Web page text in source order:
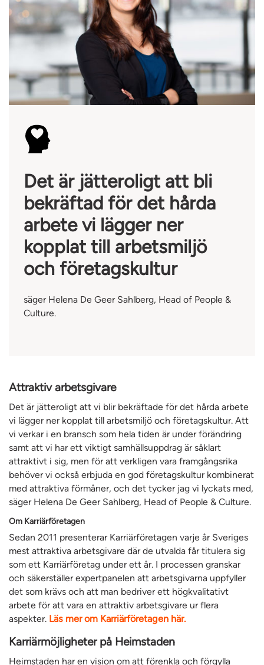
Det är jätteroligt att bli
bekräftad för det hårda
arbete vi lägger ner
kopplat till arbetsmiljö
och företagskultur
säger Helena De Geer Sahlberg, Head of People &
Culture.
Attraktiv arbetsgivare
Det är jätteroligt att vi blir bekräftade för det hårda arbete
vi lägger ner kopplat till arbetsmiljö och företagskultur. Att
vi verkar i en bransch som hela tiden är under förändring
samt att vi har ett viktigt samhällsuppdrag är såklart
attraktivt i sig, men för att verkligen vara framgångsrika
behöver vi också erbjuda en god företagskultur kombinerat
med attraktiva förmåner, och det tycker jag vi lyckats med,
säger Helena De Geer Sahlberg, Head of People & Culture.
Om Karriärföretagen
Sedan 2011 presenterar Karriärföretagen varje år Sveriges
mest attraktiva arbetsgivare där de utvalda får titulera sig
som ett Karriärföretag under ett år. I processen granskar
och säkerställer expertpanelen att arbetsgivarna uppfyller
det som krävs och att man bedriver ett högkvalitativt
arbete för att vara en attraktiv arbetsgivare ur flera
aspekter. Läs mer om Karriärföretagen här.
Karriärmöjligheter på Heimstaden
Heimstaden har en vision om att förenkla och förgylla